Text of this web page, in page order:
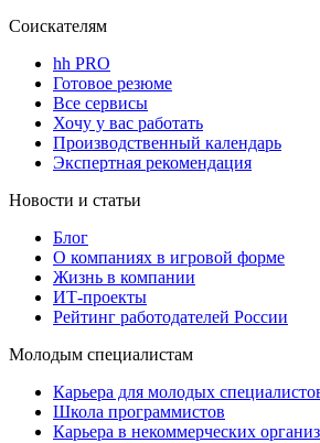
Соискателям
hh PRO
Готовое резюме
Все сервисы
Хочу у вас работать
Производственный календарь
Экспертная рекомендация
Новости и статьи
Блог
О компаниях в игровой форме
Жизнь в компании
ИТ-проекты
Рейтинг работодателей России
Молодым специалистам
Карьера для молодых
Школа программистов
Карьера в некоммерческих